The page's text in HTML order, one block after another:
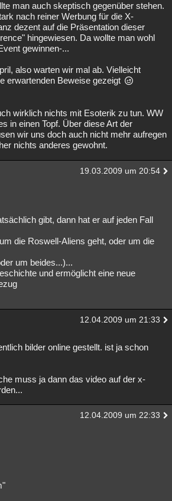
man auch skeptisch gegenüber stehen.
nach reiner Werbung für die X-
dezent auf die Präsentation dieser
hingewiesen. Da wollte man wohl
gewinnen-...
also warten wir mal ab. Vielleicht
erwartenden Beweise gezeigt
wirklich nichts mit Esoterik zu tun. WW
in einen Topf. Über diese Art der
wir uns doch auch nicht mehr aufregen
nichts anderes gewohnt.
19.03.2009 um 20:54
gibt, dann hat er auf jeden Fall
die Roswell-Aliens geht, oder um die
um beides...)...
und ermöglicht eine neue
12.04.2009 um 21:33
bilder online gestellt. ist ja schon
muss ja dann das video auf der x-
12.04.2009 um 22:33